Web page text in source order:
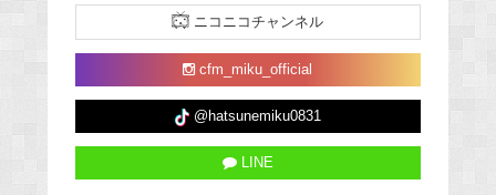
ニコニコチャンネル
cfm_miku_official
@hatsunemiku0831
LINE